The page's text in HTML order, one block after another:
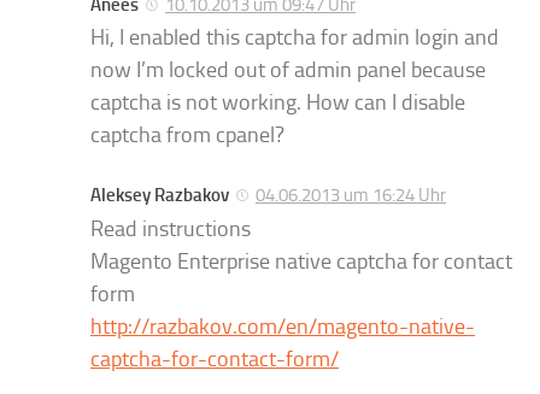
Anees 10.10.2013 um 09:47 Uhr
Hi, I enabled this captcha for admin login and
now I’m locked out of admin panel because
captcha is not working. How can I disable
captcha from cpanel?
Aleksey Razbakov 04.06.2013 um 16:24 Uhr
Read instructions
Magento Enterprise native captcha for contact
form
http://razbakov.com/en/magento-native-
captcha-for-contact-form/